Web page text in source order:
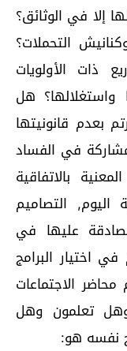
إلا في الوثائق؟
التحملات؟
ذات الأولويات
واستغلالها؟ هل
بعدم قانونيتها
في الفساد
بالاتفاقية
التصاميم
عليها في
اختيار البرامج
الاجتماعات
وهل تعلمون وهل
نفسه هو: